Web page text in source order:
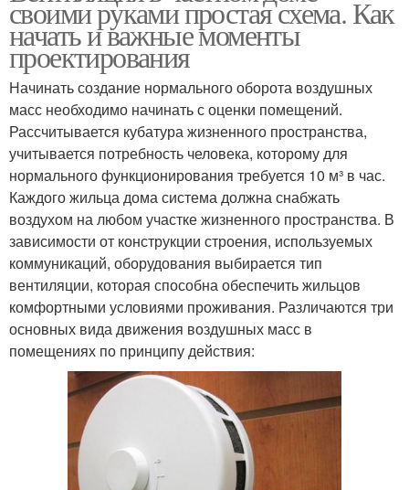
своими руками простая схема. Как
начать и важные моменты
проектирования
Начинать создание нормального оборота воздушных
масс необходимо начинать с оценки помещений.
Рассчитывается кубатура жизненного пространства,
учитывается потребность человека, которому для
нормального функционирования требуется 10 м³ в час.
Каждого жильца дома система должна снабжать
воздухом на любом участке жизненного пространства. В
зависимости от конструкции строения, используемых
коммуникаций, оборудования выбирается тип
вентиляции, которая способна обеспечить жильцов
комфортными условиями проживания. Различаются три
основных вида движения воздушных масс в
помещениях по принципу действия: